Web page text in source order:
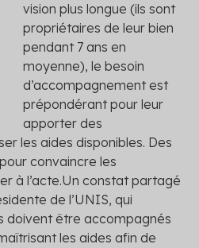
vision plus longue (ils sont
propriétaires de leur bien
pendant 7 ans en
moyenne), le besoin
d’accompagnement est
prépondérant pour leur
apporter des
les aides disponibles. Des
convaincre les
à l’acte.Un constat partagé
de l’UNIS, qui
doivent être accompagnés
les aides afin de